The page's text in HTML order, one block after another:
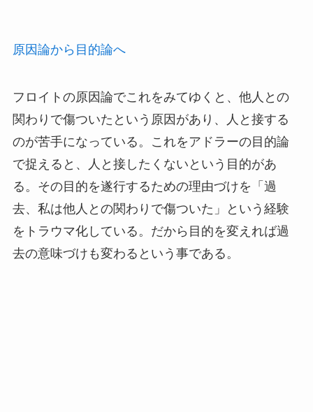
原因論から目的論へ
フロイトの原因論でこれをみてゆくと、他人との
関わりで傷ついたという原因があり、人と接する
のが苦手になっている。これをアドラーの目的論
で捉えると、人と接したくないという目的があ
る。その目的を遂行するための理由づけを「過
去、私は他人との関わりで傷ついた」という経験
をトラウマ化している。だから目的を変えれば過
去の意味づけも変わるという事である。